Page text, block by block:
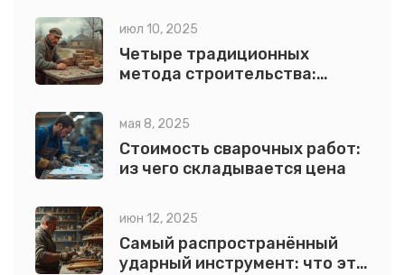
июл 10, 2025
Четыре традиционных
метода строительства:
секреты выбора
мая 8, 2025
Стоимость сварочных работ:
из чего складывается цена
июн 12, 2025
Самый распространённый
ударный инструмент: что это